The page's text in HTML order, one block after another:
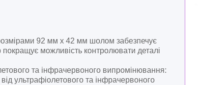
92 мм x 42 мм шолом забезпечує
можливість контролювати деталі
та інфрачервоного випромінювання:
ультрафіолетового та інфрачервоного